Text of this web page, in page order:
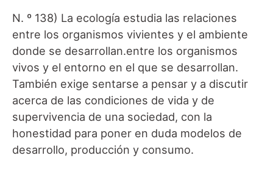
N. º 138) La ecología estudia las relaciones
entre los organismos vivientes y el ambiente
donde se desarrollan.entre los organismos
vivos y el entorno en el que se desarrollan.
También exige sentarse a pensar y a discutir
acerca de las condiciones de vida y de
supervivencia de una sociedad, con la
honestidad para poner en duda modelos de
desarrollo, producción y consumo.